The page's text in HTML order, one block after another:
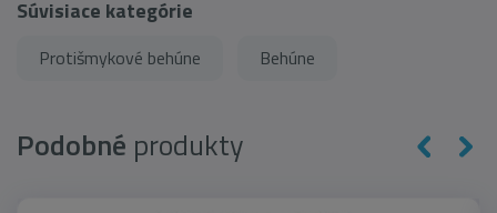
Súvisiace kategórie
Protišmykové behúne Behúne
Podobné produkty